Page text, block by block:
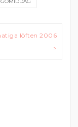
löften 2006
>